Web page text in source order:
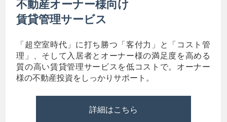
不動産オーナー様向け
賃貸管理サービス
「超空室時代」に打ち勝つ「客付力」と「コスト管
理」、そして入居者とオーナー様の満足度を高める
質の高い賃貸管理サービスを低コストで。オーナー
様の不動産投資をしっかりサポート。
詳細はこちら